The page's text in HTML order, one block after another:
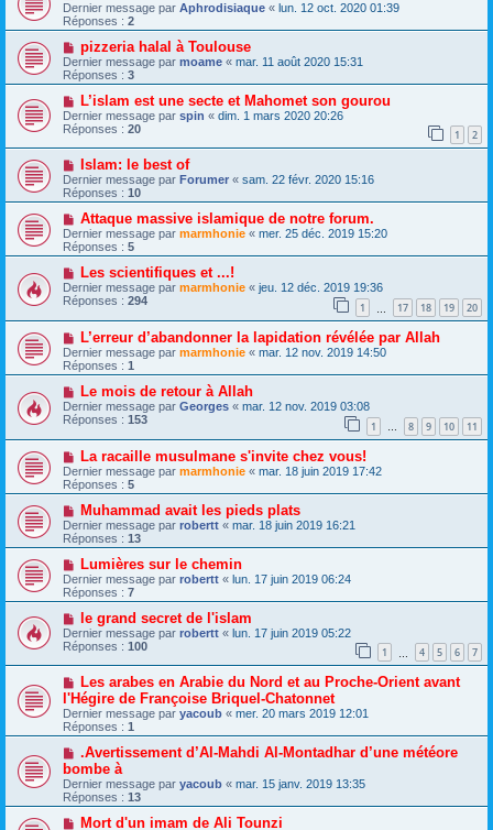
Dernier message par Aphrodisiaque « lun. 12 oct. 2020 01:39
Réponses : 2
pizzeria halal à Toulouse
Dernier message par moame « mar. 11 août 2020 15:31
Réponses : 3
L’islam est une secte et Mahomet son gourou
Dernier message par spin « dim. 1 mars 2020 20:26
Réponses : 20 1 2
Islam: le best of
Dernier message par Forumer « sam. 22 févr. 2020 15:16
Réponses : 10
Attaque massive islamique de notre forum.
Dernier message par marmhonie « mer. 25 déc. 2019 15:20
Réponses : 5
Les scientifiques et ...!
Dernier message par marmhonie « jeu. 12 déc. 2019 19:36
Réponses : 294 1 17 18 19 20
L’erreur d’abandonner la lapidation révélée par Allah
Dernier message par marmhonie « mar. 12 nov. 2019 14:50
Réponses : 1
Le mois de retour à Allah
Dernier message par Georges « mar. 12 nov. 2019 03:08
Réponses : 153 1 … 8 9 10 11
La racaille musulmane s'invite chez vous!
Dernier message par marmhonie « mar. 18 juin 2019 17:42
Réponses : 5
Muhammad avait les pieds plats
Dernier message par robertt « mar. 18 juin 2019 16:21
Réponses : 13
Lumières sur le chemin
Dernier message par robertt « lun. 17 juin 2019 06:24
Réponses : 7
le grand secret de l'islam
Dernier message par robertt « lun. 17 juin 2019 05:22
Réponses : 100 1 4 5 6 7
Les arabes en Arabie du Nord et au Proche-Orient avant
l'Hégire de Françoise Briquel-Chatonnet
Dernier message par yacoub « mer. 20 mars 2019 12:01
Réponses : 1
.Avertissement d’Al-Mahdi Al-Montadhar d’une météore
bombe à
Dernier message par yacoub « mar. 15 janv. 2019 13:35
Réponses : 13
Mort d'un imam de Ali Tounzi